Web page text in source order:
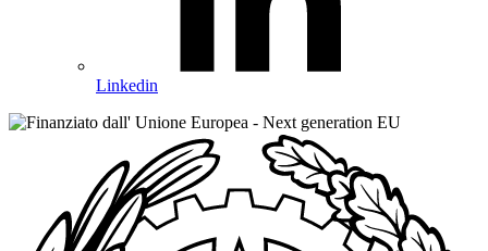
Linkedin